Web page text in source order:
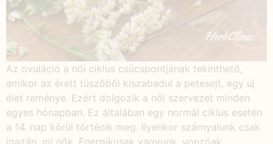
Az ovuláció a női ciklus csúcspontjának tekinthető,
amikor az érett tüszőből kiszabadul a petesejt, egy új
élet reménye. Ezért dolgozik a női szervezet minden
egyes hónapban. Ez általában egy normál ciklus esetén
a 14. nap körül történik meg. Ilyenkor szárnyalunk csak
igazán, mi nők. Energikusak vagyunk, vonzóak,